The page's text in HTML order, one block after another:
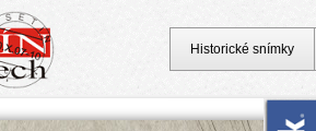
Historické snímky